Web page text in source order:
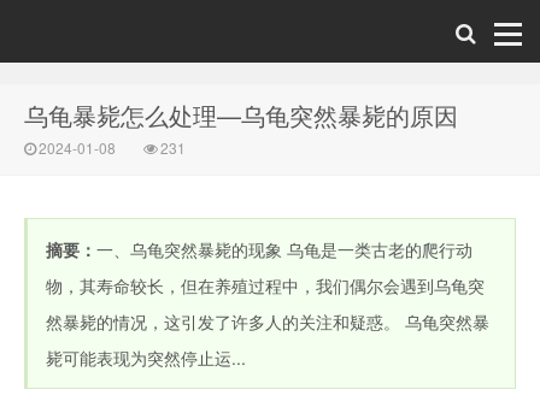
乌龟暴毙怎么处理—乌龟突然暴毙的原因
2024-01-08 231
摘要： 一、乌龟突然暴毙的现象 乌龟是一类古老的爬行动
物，其寿命较长，但在养殖过程中，我们偶尔会遇到乌龟突
然暴毙的情况，这引发了许多人的关注和疑惑。 乌龟突然暴
毙可能表现为突然停止运...